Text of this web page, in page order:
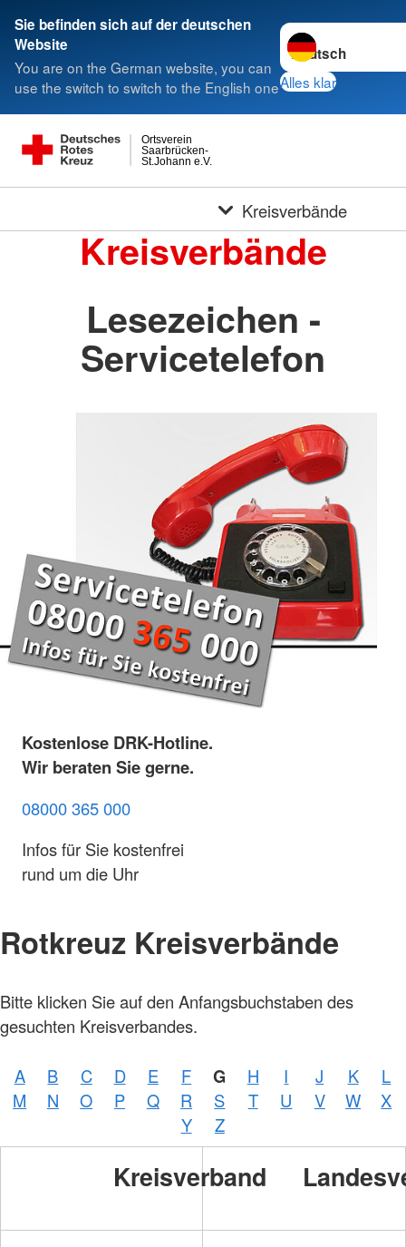
Sie befinden sich auf der deutschen
Website
You are on the German website, you can
use the switch to switch to the English one
Sprache wechseln
Alles klar
St.Johann e.V.
Saarbrücken-
Ortsverein
Kreisverbände
Kreisverbände
Lesezeichen -
Servicetelefon
Kostenlose DRK-Hotline.
Wir beraten Sie gerne.
08000 365 000
Infos für Sie kostenfrei
rund um die Uhr
Rotkreuz Kreisverbände
Bitte klicken Sie auf den Anfangsbuchstaben des
gesuchten Kreisverbandes.
A B C D E F G H I J K
L
M
N O P Q R S T U V W
X
Y
Z
Kreisverband